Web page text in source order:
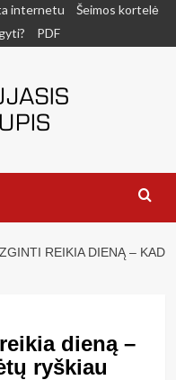
internetu
Šeimos kortelė
PDF
REIKIA DIENĄ – KAD
dieną –
ryškiau